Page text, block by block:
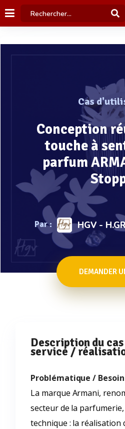
Cas
Conception
touche à
parfum
Par : HGV -
DEMANDER
Description du
service /
Problématique /
La marque Armani,
secteur de la
technique : la réalisation